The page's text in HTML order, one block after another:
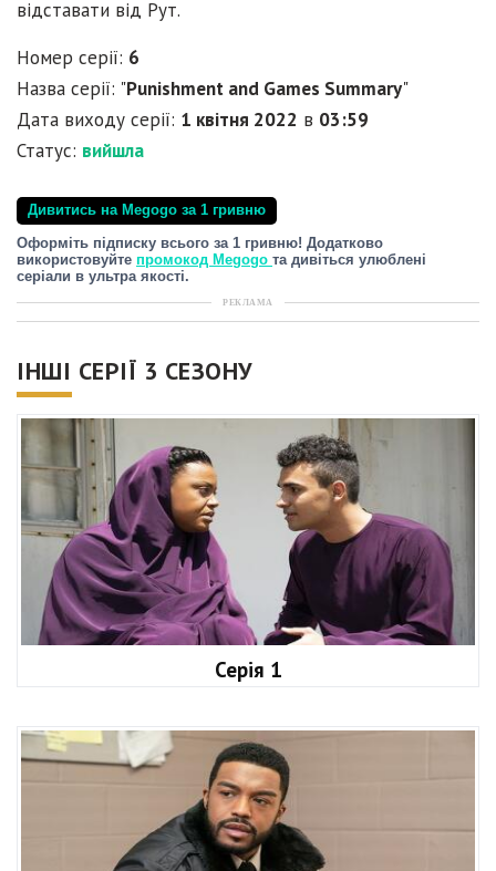
відставати від Рут.
Номер серії: 6
Назва серії: "Punishment and Games Summary"
Дата виходу серії: 1 квітня 2022 в 03:59
Статус: вийшла
Дивитись на Megogo за 1 гривню
Оформіть підписку всього за 1 гривню! Додатково
використовуйте промокод Megogo та дивіться улюблені
серіали в ультра якості.
РЕКЛАМА
ІНШІ СЕРІЇ 3 СЕЗОНУ
Серія 1